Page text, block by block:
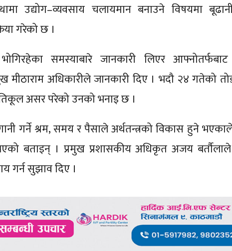
उद्योग–व्यवसाय चलायमान बनाउने विषयमा
गरेको छ ।
समस्याबारे जानकारी लिएर आफ्नोतर्फबाट
मीठाराम अधिकारीले जानकारी दिए । भदौ २४ गतेको
असर परेको उनको भनाइ छ ।
गर्ने श्रम, समय र पैसाले अर्थतन्त्रको विकास हुने
बताइन् । प्रमुख प्रशासकीय अधिकृत अजय बर्तौलाले
गर्न सुझाव दिए ।